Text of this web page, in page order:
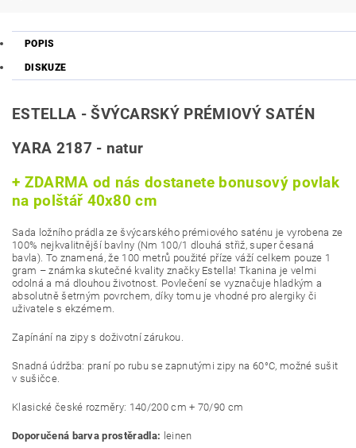
POPIS
DISKUZE
ESTELLA - ŠVÝCARSKÝ PRÉMIOVÝ SATÉN
YARA 2187 - natur
+ ZDARMA od nás dostanete bonusový povlak
na polštář 40x80 cm
Sada ložního prádla ze švýcarského prémiového saténu je vyrobena ze
100% nejkvalitnější bavlny (Nm 100/1 dlouhá střiž, super česaná
bavla). To znamená, že 100 metrů použité příze váží celkem pouze 1
gram – známka skutečné kvality značky Estella! Tkanina je velmi
odolná a má dlouhou životnost. Povlečení se vyznačuje hladkým a
absolutně šetrným povrchem, díky tomu je vhodné pro alergiky či
uživatele s ekzémem.
Zapínání na zipy s doživotní zárukou.
Snadná údržba: praní po rubu se zapnutými zipy na 60°C, možné sušit
v sušičce.
Klasické české rozměry: 140/200 cm + 70/90 cm
Doporučená barva prostěradla: leinen